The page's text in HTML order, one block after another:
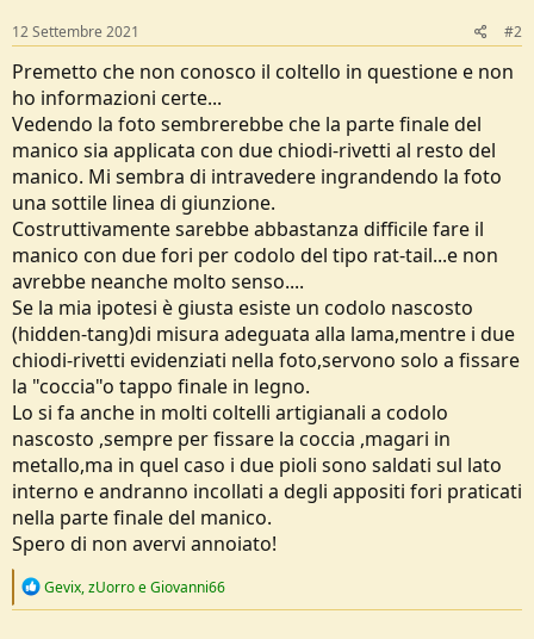
12 Settembre 2021 #2
Premetto che non conosco il coltello in questione e non
ho informazioni certe...
Vedendo la foto sembrerebbe che la parte finale del
manico sia applicata con due chiodi-rivetti al resto del
manico. Mi sembra di intravedere ingrandendo la foto
una sottile linea di giunzione.
Costruttivamente sarebbe abbastanza difficile fare il
manico con due fori per codolo del tipo rat-tail...e non
avrebbe neanche molto senso....
Se la mia ipotesi è giusta esiste un codolo nascosto
(hidden-tang)di misura adeguata alla lama,mentre i due
chiodi-rivetti evidenziati nella foto,servono solo a fissare
la "coccia"o tappo finale in legno.
Lo si fa anche in molti coltelli artigianali a codolo
nascosto ,sempre per fissare la coccia ,magari in
metallo,ma in quel caso i due pioli sono saldati sul lato
interno e andranno incollati a degli appositi fori praticati
nella parte finale del manico.
Spero di non avervi annoiato!
R
Gevix,zUorroeGiovanni66